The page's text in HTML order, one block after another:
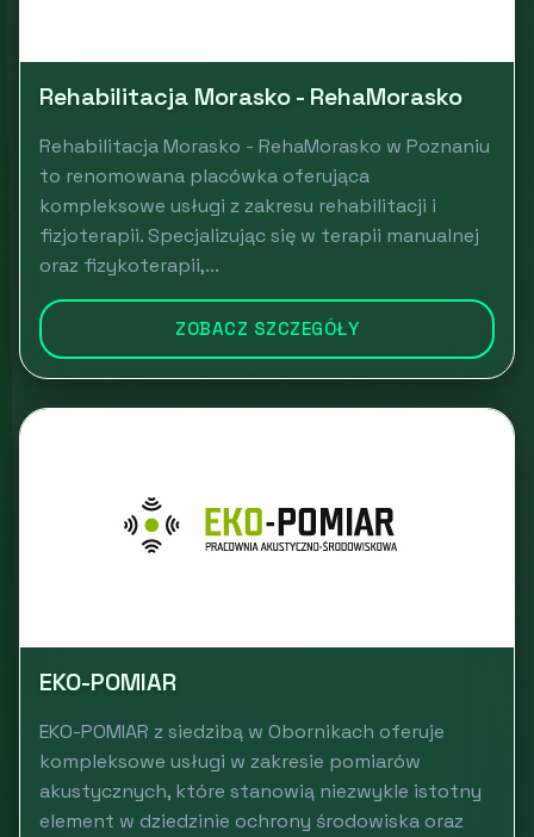
Rehabilitacja Morasko - RehaMorasko
Rehabilitacja Morasko - RehaMorasko w Poznaniu
to renomowana placówka oferująca
kompleksowe usługi z zakresu rehabilitacji i
fizjoterapii. Specjalizując się w terapii manualnej
oraz fizykoterapii,...
ZOBACZ SZCZEGÓŁY
EKO-POMIAR
EKO-POMIAR z siedzibą w Obornikach oferuje
kompleksowe usługi w zakresie pomiarów
akustycznych, które stanowią niezwykle istotny
element w dziedzinie ochrony środowiska oraz